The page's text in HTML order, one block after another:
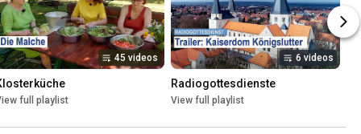
45 videos
full playlist
6 videos
Radiogottesdienste
View full playlist